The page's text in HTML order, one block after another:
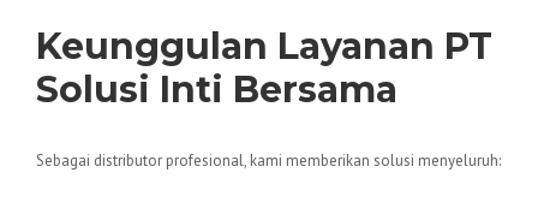
Keunggulan Layanan PT
Solusi Inti Bersama
Sebagai distributor profesional, kami memberikan solusi menyeluruh: